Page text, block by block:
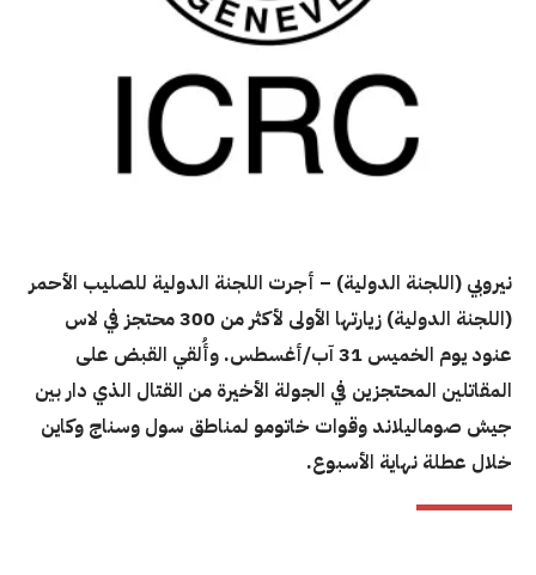
نيروبي (اللجنة الدولية) – أجرت اللجنة الدولية للصليب الأحمر
(اللجنة الدولية) زيارتها الأولى لأكثر من 300 محتجز في لاس
عنود يوم الخميس 31 آب/أغسطس. وأُلقي القبض على
المقاتلين المحتجزين في الجولة الأخيرة من القتال الذي دار بين
جيش صوماليلاند وقوات خاتومو لمناطق سول وسناج وكاين
خلال عطلة نهاية الأسبوع.